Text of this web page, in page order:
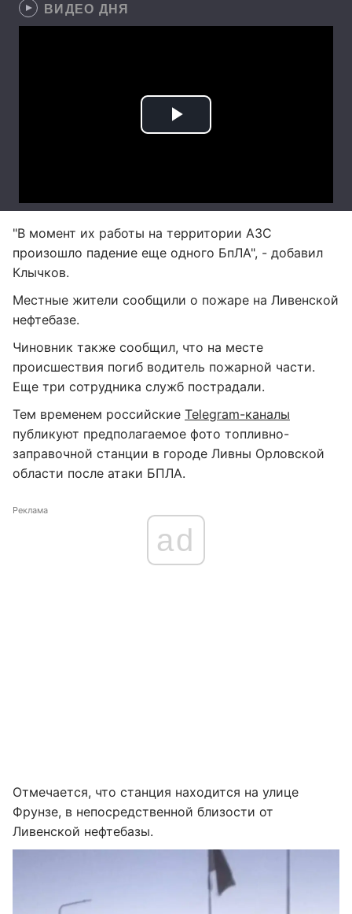
ВИДЕО ДНЯ
"В момент их работы на территории АЗС
произошло падение еще одного БпЛА", - добавил
Клычков.
Местные жители сообщили о пожаре на Ливенской
нефтебазе.
Чиновник также сообщил, что на месте
происшествия погиб водитель пожарной части.
Еще три сотрудника служб пострадали.
Тем временем российские Telegram-каналы
публикуют предполагаемое фото топливно-
заправочной станции в городе Ливны Орловской
области после атаки БПЛА.
Реклама
ad
Отмечается, что станция находится на улице
Фрунзе, в непосредственной близости от
Ливенской нефтебазы.